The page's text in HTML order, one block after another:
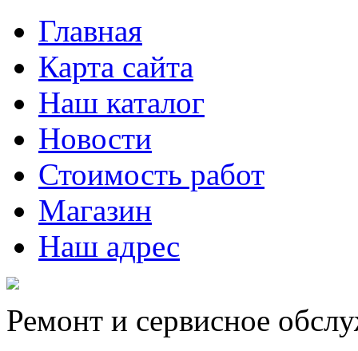
Главная
Карта сайта
Наш каталог
Новости
Стоимость работ
Магазин
Наш адрес
Ремонт и сервисное